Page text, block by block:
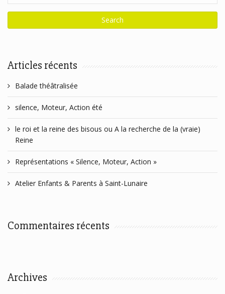
Articles récents
Balade théâtralisée
silence, Moteur, Action été
le roi et la reine des bisous ou A la recherche de la (vraie)
Reine
Représentations « Silence, Moteur, Action »
Atelier Enfants & Parents à Saint-Lunaire
Commentaires récents
Archives